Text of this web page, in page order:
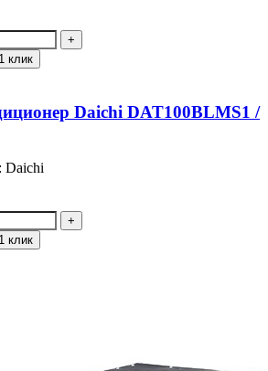
клик
Daichi DAT100BLMS1 /
Daichi
клик